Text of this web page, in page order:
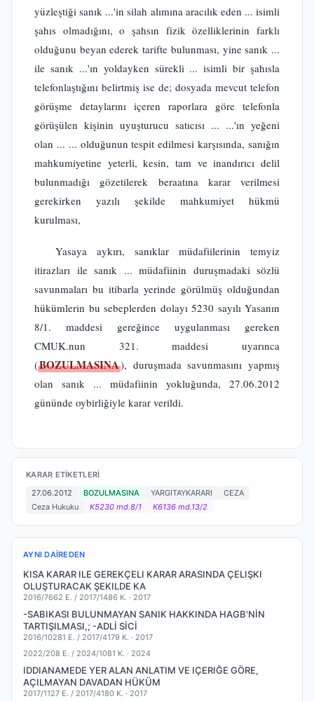
yüzleştiği sanık ...'in silah alımına aracılık eden ... isimli
şahıs olmadığını, o şahsın fizik özelliklerinin farklı
olduğunu beyan ederek tarifte bulunması, yine sanık ...
ile sanık ...'ın yoldayken sürekli ... isimli bir şahısla
telefonlaştığını belirtmiş ise de; dosyada mevcut telefon
görüşme detaylarını içeren raporlara göre telefonla
görüşülen kişinin uyuşturucu satıcısı ... ...'ın yeğeni
olan ... ... olduğunun tespit edilmesi karşısında, sanığın
mahkumiyetine yeterli, kesin, tam ve inandırıcı delil
bulunmadığı gözetilerek beraatına karar verilmesi
gerekirken yazılı şekilde mahkumiyet hükmü
kurulması,
Yasaya aykırı, sanıklar müdafiilerinin temyiz
itirazları ile sanık ... müdafiinin duruşmadaki sözlü
savunmaları bu itibarla yerinde görülmüş olduğundan
hükümlerin bu sebeplerden dolayı 5230 sayılı Yasanın
8/1. maddesi gereğince uygulanması gereken
CMUK.nun 321. maddesi uyarınca
(BOZULMASINA), duruşmada savunmasını yapmış
olan sanık ... müdafiinin yokluğunda, 27.06.2012
gününde oybirliğiyle karar verildi.
KARAR ETIKETLERI
27.06.2012
BOZULMASINA YARGITAYKARARI
CEZA
Ceza Hukuku
K5230 md.8/1 K6136 md.13/2
AYNI DAIREDEN
KISA KARAR ILE GEREKÇELI KARAR ARASINDA ÇELIŞKI
OLUŞTURACAK ŞEKILDE KA
2016/7662 E. / 2017/1486 K. · 2017
-SABIKASI BULUNMAYAN SANIK HAKKINDA HAGB'NİN
TARTIŞILMASI,; -ADLİ SİCİ
2016/10281 E. / 2017/4179 K. · 2017
2022/208 E. / 2024/1081 K. · 2024
IDDIANAMEDE YER ALAN ANLATIM VE IÇERIĞE GÖRE,
AÇILMAYAN DAVADAN HÜKÜM
2017/1127 E. / 2017/4180 K. · 2017